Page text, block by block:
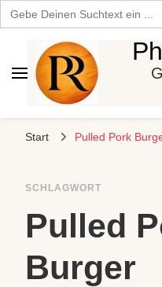
Search
for:
Start Pulled Pork
SCHLAGWORT
Pulled
Burger